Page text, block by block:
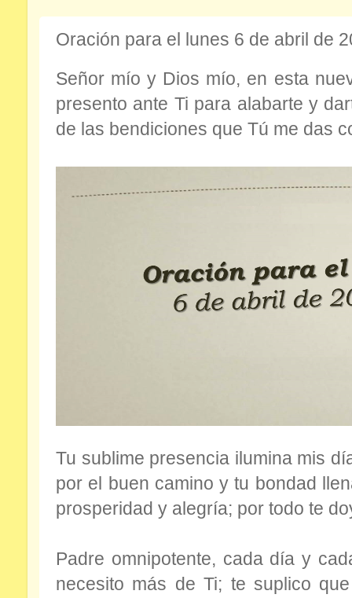
Oración para el lunes 6 de abril de
Señor mío y Dios mío, en esta
presento ante Ti para alabarte y
de las bendiciones que Tú me das
Tu sublime presencia ilumina mis
por el buen camino y tu bondad
prosperidad y alegría; por todo te
Padre omnipotente, cada día y
necesito más de Ti; te suplico